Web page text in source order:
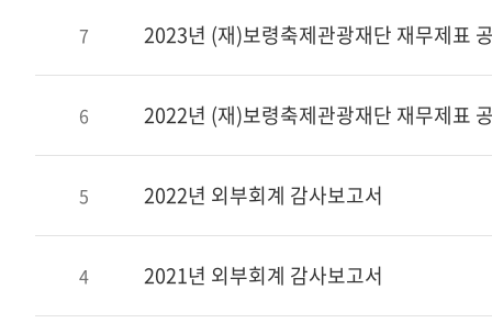
7 2023년 (재)보령축제관광재단 재무제표
6 2022년 (재)보령축제관광재단 재무제표
5 2022년 외부회계 감사보고서
4 2021년 외부회계 감사보고서